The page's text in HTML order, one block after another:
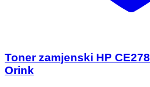
Toner zamjenski HP
Orink